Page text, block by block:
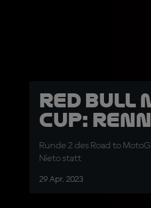
Red Bull
Cup:
Runde 2 des Road to
Nieto statt
29 Apr. 2023